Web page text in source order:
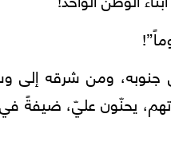
ومن شرقه إلى
يحنّون عليّ، ضيفةً في